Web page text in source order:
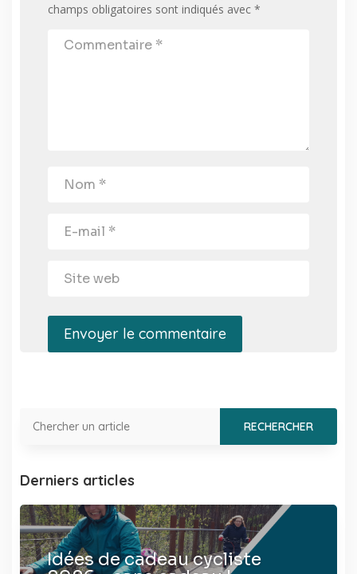
champs obligatoires sont indiqués avec *
Envoyer le commentaire
Derniers articles
Idées de cadeau cycliste